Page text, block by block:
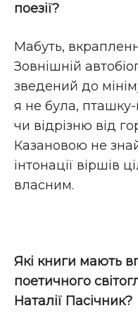
поезії?
Мабуть,
Зовнішній
зведений до
я не була,
чи відрізню від
Казановою не
інтонації віршів
власним.
Які книги мають
поетичного
Наталії Пасічник?